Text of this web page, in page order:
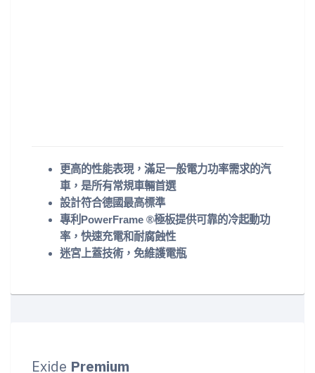
更高的性能表現，滿足一般電力功率需求的汽
車，是所有常規車輛首選
設計符合德國最高標準
專利PowerFrame ®極板提供可靠的冷起動功
率，快速充電和耐腐蝕性
迷宮上蓋技術，免維護電瓶
Exide Premium